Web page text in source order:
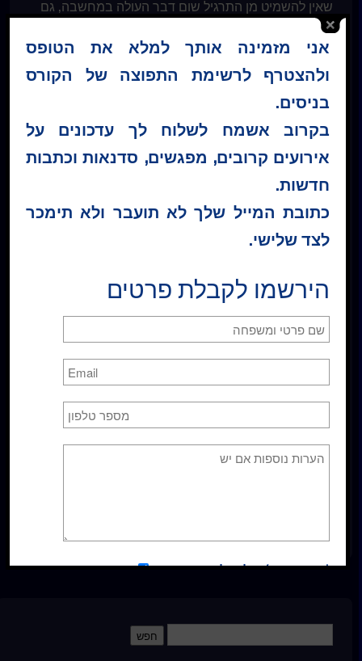
שאין להשמיט מן התרגיל שום דבר העולה במחשבה, גם
אין "לחפור" מתוך מאמץ. אין להשתמש לא בכוח ולא
באפליה.
להן את רעיון היום, תוך הוספת הרעיון בצורה שתוארה
לעיל לכל אחת מהן. אם שום דבר מסוים אינו עולה
בדעתך, פשוט חזור על הרעיון לעצמך, בעיניים עצומות.
* כל התכנים באתר לרבות קבצי השמע והמלל בעמוד
השיעורים, מוגנים בזכויות יוצרים. אין לעשות בתכנים אלו
שימוש פרטי או מסחרי כלשהו. אין להפיץ, להעתיק או
לשכפל את הנ"ל ללא הסכמה בכתב מראש מ"קורס
בניסים – ישראל ®"
אני מזמינה אותך למלא את הטופס
ולהצטרף לרשימת התפוצה של הקורס
בניסים.
בקרוב אשמח לשלוח לך עדכונים על
אירועים קרובים, מפגשים, סדנאות וכתבות
חדשות.
כתובת המייל שלך לא תועבר ולא תימכר
לצד שלישי.
הירשמו לקבלת פרטים
*אני מסכימ/ה לקבלת עדכונים כן